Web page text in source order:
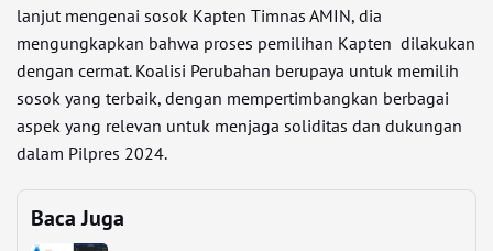
lanjut mengenai sosok Kapten Timnas AMIN, dia
mengungkapkan bahwa proses pemilihan Kapten dilakukan
dengan cermat. Koalisi Perubahan berupaya untuk memilih
sosok yang terbaik, dengan mempertimbangkan berbagai
aspek yang relevan untuk menjaga soliditas dan dukungan
dalam Pilpres 2024.
Baca Juga